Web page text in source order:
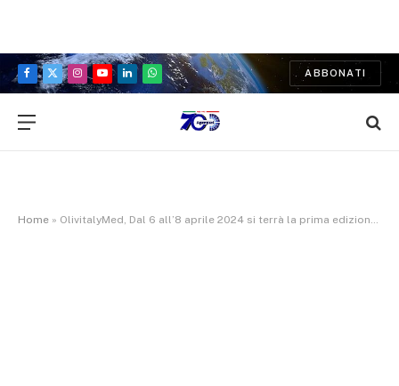
Facebook
X
Instagram
YouTubeLinkedInWhatsApp
ABBONATI
Home » OlivitalyMed, Dal 6 all’8 aprile 2024 si terrà la prima edizione della rassegna dedicata all’olio d’eccellenza nel prestigioso Castello di Rocca Cilento del patron Stefano Sgueglia